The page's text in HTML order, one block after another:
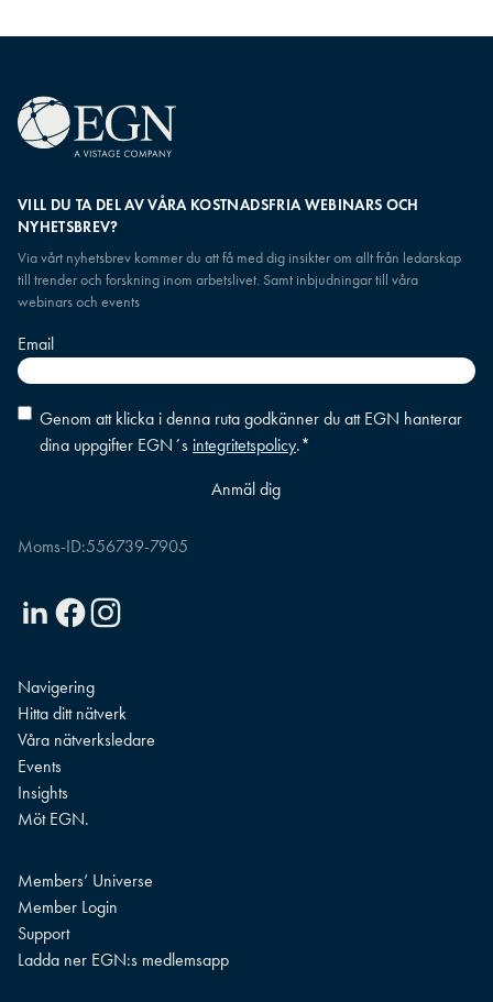
VILL DU TA DEL AV VÅRA KOSTNADSFRIA WEBINARS OCH
NYHETSBREV?
Via vårt nyhetsbrev kommer du att få med dig insikter om allt från ledarskap
till trender och forskning inom arbetslivet. Samt inbjudningar till våra
webinars och events
Email
Consent*
Genom att klicka i denna ruta godkänner du att EGN hanterar
dina uppgifter EGN´s integritetspolicy.*
Moms-ID:556739-7905
LinkedinFacebookInstagram
Navigering
Hitta ditt nätverk
Våra nätverksledare
Events
Insights
Möt EGN.
Members’ Universe
Member Login
Support
Ladda ner EGN:s medlemsapp